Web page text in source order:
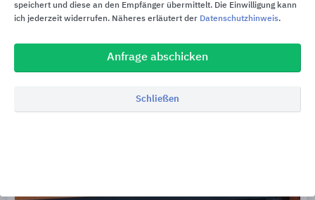
speichert und diese an den Empfänger übermittelt. Die Einwilligung kann
ich jederzeit widerrufen. Näheres erläutert der Datenschutzhinweis.
Anfrage abschicken
Schließen